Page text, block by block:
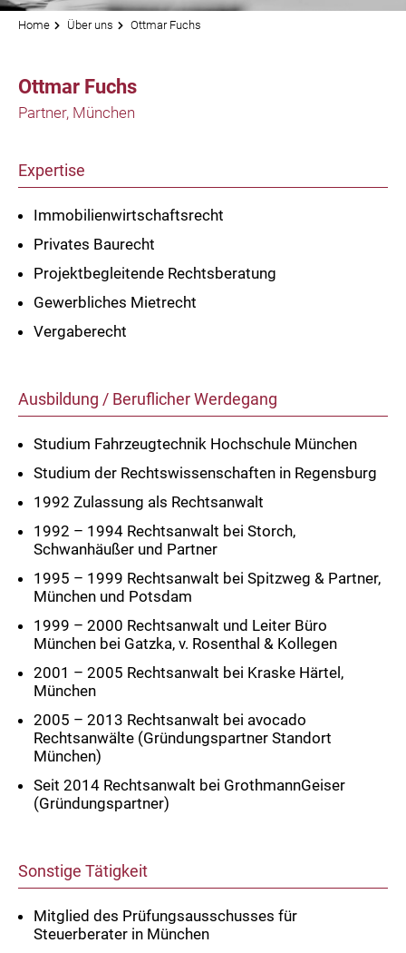
Home Über uns Ottmar Fuchs
Ottmar Fuchs
Partner, München
Expertise
Immobilienwirtschaftsrecht
Privates Baurecht
Projektbegleitende Rechtsberatung
Gewerbliches Mietrecht
Vergaberecht
Ausbildung / Beruflicher Werdegang
Studium Fahrzeugtechnik Hochschule München
Studium der Rechtswissenschaften in Regensburg
1992 Zulassung als Rechtsanwalt
1992 – 1994 Rechtsanwalt bei Storch,
Schwanhäußer und Partner
1995 – 1999 Rechtsanwalt bei Spitzweg & Partner,
München und Potsdam
1999 – 2000 Rechtsanwalt und Leiter Büro
München bei Gatzka, v. Rosenthal & Kollegen
2001 – 2005 Rechtsanwalt bei Kraske Härtel,
München
2005 – 2013 Rechtsanwalt bei avocado
Rechtsanwälte (Gründungspartner Standort
München)
Seit 2014 Rechtsanwalt bei GrothmannGeiser
(Gründungspartner)
Sonstige Tätigkeit
Mitglied des Prüfungsausschusses für
Steuerberater in München